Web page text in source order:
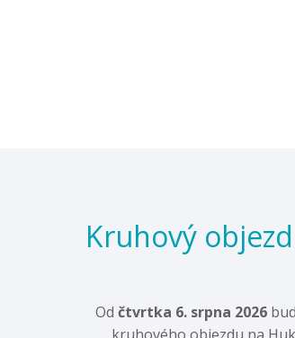
Kruhový
Od čtvrtka 6. srpna 2026
kruhového objezdu na